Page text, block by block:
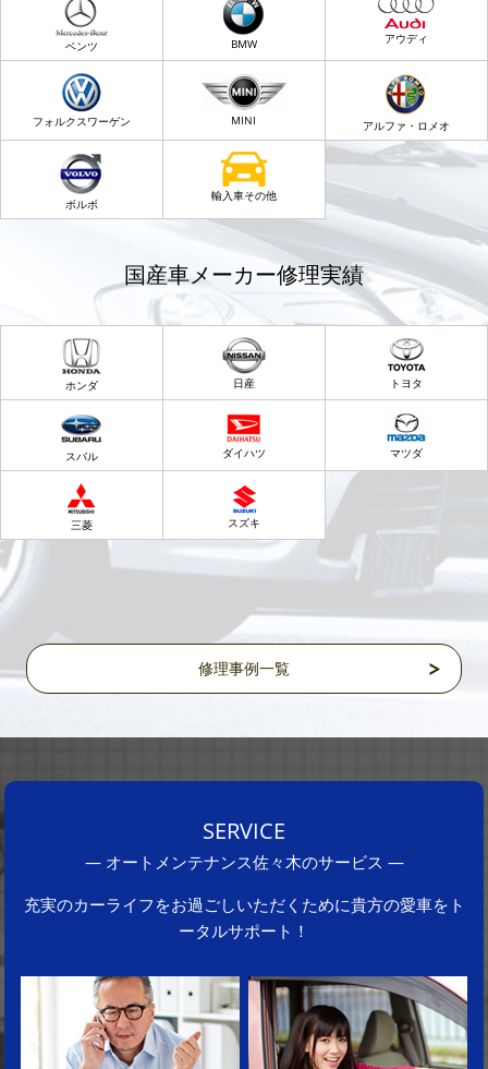
ベンツ BMW アウディ
フォルクスワーゲン MINI アルファ・ロメオ
ボルボ
輸入車その他
国産車メーカー修理実績
ホンダ 日産 トヨタ
スバル ダイハツ マツダ
三菱 スズキ
修理事例一覧
SERVICE
― オートメンテナンス佐々木のサービス ―
充実のカーライフをお過ごしいただくために貴方の愛車をト
ータルサポート！